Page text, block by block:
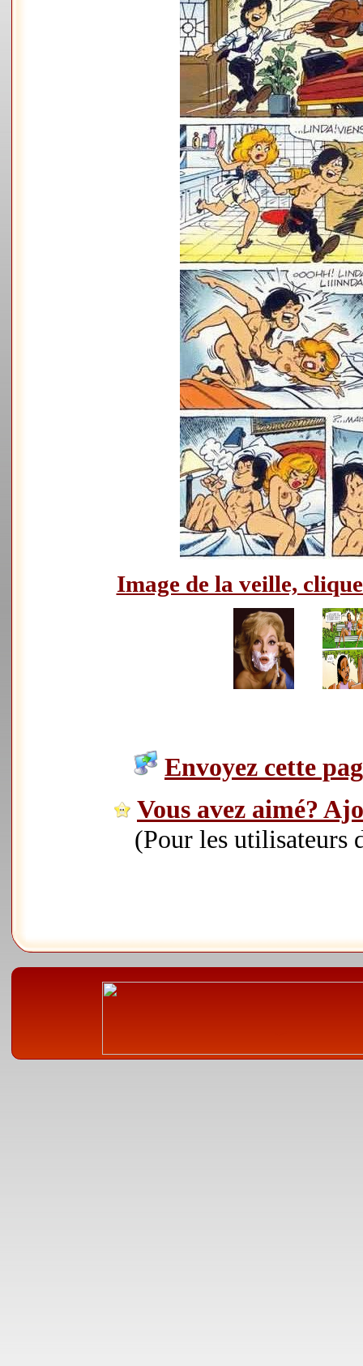
Image de la veille,
Envoyez cette
Vous avez aimé?
(Pour les